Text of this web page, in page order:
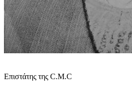
Επιστάτης της C.M.C